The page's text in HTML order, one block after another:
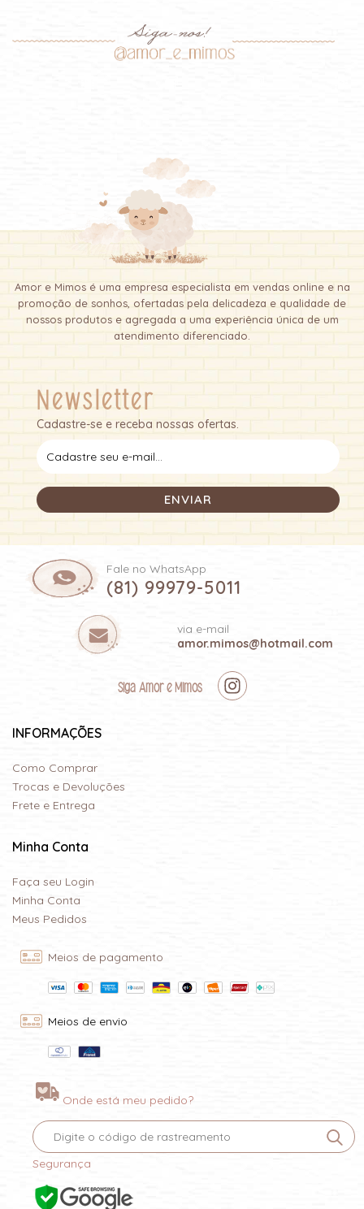
Amor e Mimos é uma empresa especialista em vendas online e na
promoção de sonhos, ofertadas pela delicadeza e qualidade de
nossos produtos e agregada a uma experiência única de um
atendimento diferenciado.
Newsletter
Cadastre-se e receba nossas ofertas.
Fale no WhatsApp
(81) 99979-5011
via e-mail
amor.mimos@hotmail.com
Siga Amor e Mimos
INFORMAÇÕES
Como Comprar
Trocas e Devoluções
Frete e Entrega
Minha Conta
Faça seu Login
Minha Conta
Meus Pedidos
Meios de pagamento
Meios de envio
Onde está meu pedido?
Segurança